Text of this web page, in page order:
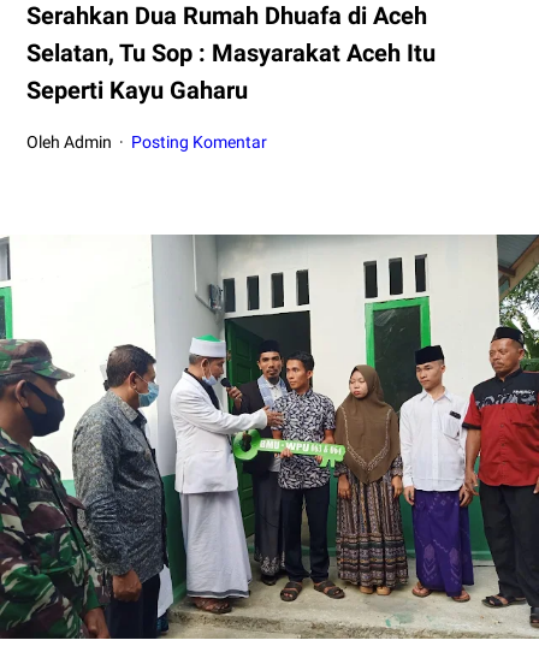
Serahkan Dua Rumah Dhuafa di Aceh
Selatan, Tu Sop : Masyarakat Aceh Itu
Seperti Kayu Gaharu
Oleh Admin Posting Komentar